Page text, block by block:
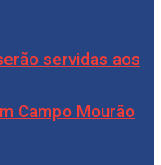
servidas aos
Campo Mourão